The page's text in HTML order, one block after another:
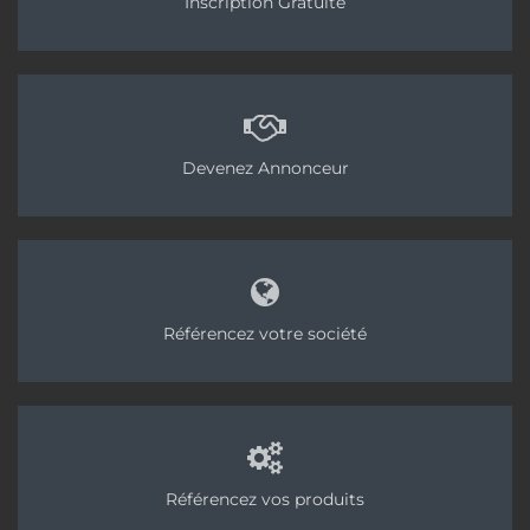
répondre à toutes les problématiques. Et renforcer
la culture prévention des professionnels du BTP
avec des fiches métiers, des packs animation et
Devenez Annonceur
Référencez votre société
Référencez vos produits